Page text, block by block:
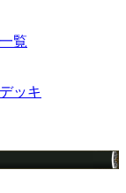
覧
ッキ